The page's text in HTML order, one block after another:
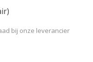
bij onze leverancier